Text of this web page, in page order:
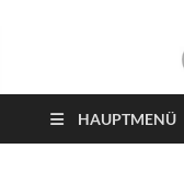
das
HAUPTMENÜ